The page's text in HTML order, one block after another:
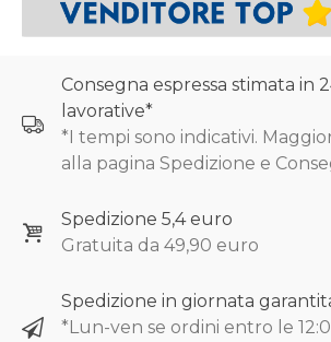
Consegna espressa stimata in
lavorative*
*I tempi sono indicativi.
alla pagina Spedizione e
Spedizione 5,4 euro
Gratuita da 49,90 euro
Spedizione in giornata
*Lun-ven se ordini entro le